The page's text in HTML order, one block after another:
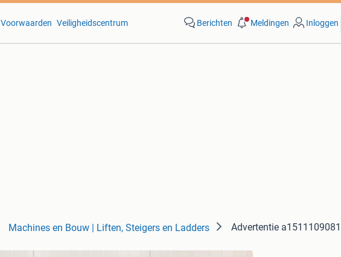
Voorwaarden Veiligheidscentrum Berichten Meldingen Inloggen
Machines en Bouw | Liften, Steigers en Ladders Advertentie a1511109081